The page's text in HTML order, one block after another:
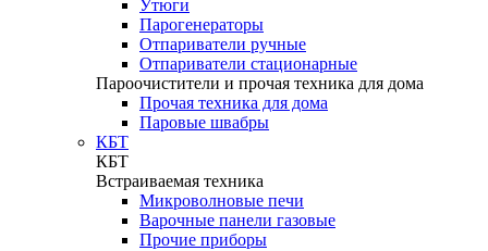
Утюги
Парогенераторы
Отпариватели ручные
Отпариватели стационарные
Пароочистители и прочая техника для дома
Прочая техника для дома
Паровые швабры
КБТ
КБТ
Встраиваемая техника
Микроволновые печи
Варочные панели газовые
Прочие приборы